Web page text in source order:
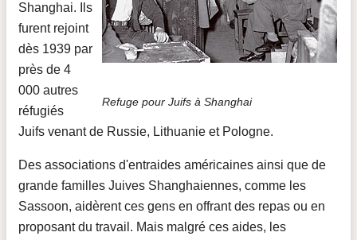
Refuge pour Juifs à Shanghai
Shanghai. Ils
furent rejoint
dès 1939 par
près de 4
000 autres
réfugiés
Juifs venant de Russie, Lithuanie et Pologne.
Des associations d'entraides américaines ainsi que de
grande familles Juives Shanghaiennes, comme les
Sassoon, aidèrent ces gens en offrant des repas ou en
proposant du travail. Mais malgré ces aides, les